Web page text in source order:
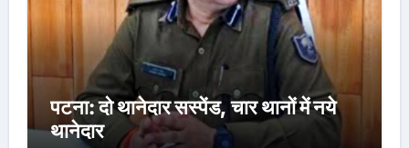
पटना: दो थानेदार सस्पेंड, चार थानों में नये
थानेदार